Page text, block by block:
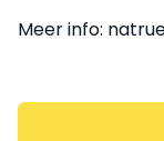
Meer info: